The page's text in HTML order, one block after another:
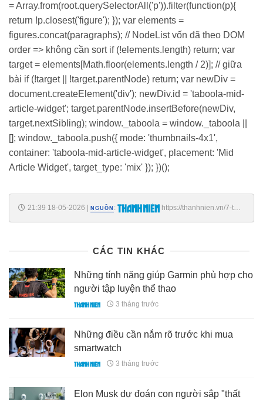
= Array.from(root.querySelectorAll('p')).filter(function(p){
return !p.closest('figure'); }); var elements =
figures.concat(paragraphs); // NodeList vốn đã theo DOM
order => không cần sort if (!elements.length) return; var
target = elements[Math.floor(elements.length / 2)]; // giữa
bài if (!target || !target.parentNode) return; var newDiv =
document.createElement('div'); newDiv.id = 'taboola-mid-
article-widget'; target.parentNode.insertBefore(newDiv,
target.nextSibling); window._taboola = window._taboola ||
[]; window._taboola.push({ mode: 'thumbnails-4x1',
container: 'taboola-mid-article-widget', placement: 'Mid
Article Widget', target_type: 'mix' }); })();
21:39 18-05-2026 NGUỒN :
https://thanhnien.vn/7-thu-
CÁC TIN KHÁC
Những tính năng giúp Garmin phù hợp cho
người tập luyện thể thao
3 tháng trước
Những điều cần nắm rõ trước khi mua
smartwatch
3 tháng trước
Elon Musk dự đoán con người sắp "thất